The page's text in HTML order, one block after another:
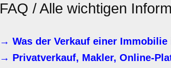
FAQ / Alle wichtigen
→ Was der Verkauf einer
→ Privatverkauf, Makler, Online-